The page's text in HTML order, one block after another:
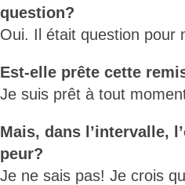
question?
Oui. Il était question pour
Est-elle prête cette
Je suis prêt à tout
Mais, dans l’intervalle,
peur?
Je ne sais pas! Je crois